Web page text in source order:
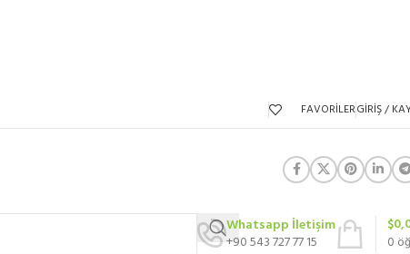
FAVORILERGIRIŞ /
Whatsapp İletişim
+90 543 727 77 15
0
$